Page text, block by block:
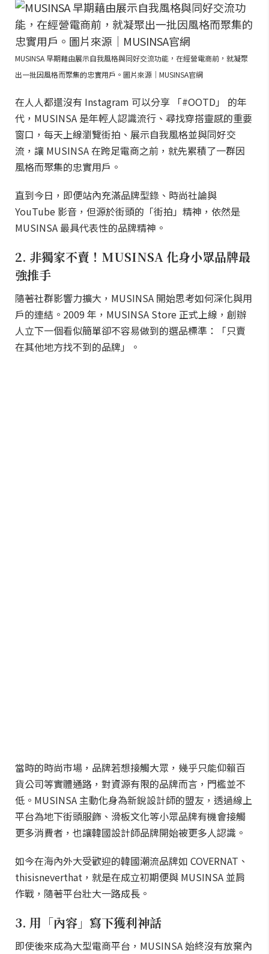
MUSINSA 早期藉由展示自我風格與同好交流功能，在經營電商前，就凝聚
出一批因風格而聚集的忠實用戶。圖片來源｜MUSINSA官網
在人人都還沒有 Instagram 可以分享 「#OOTD」 的年
代，MUSINSA 是年輕人認識流行、尋找穿搭靈感的重要
窗口，每天上線瀏覽街拍、展示自我風格並與同好交
流，讓 MUSINSA 在跨足電商之前，就先累積了一群因
風格而聚集的忠實用戶。
直到今日，即便站內充滿品牌型錄、時尚社論與
YouTube 影音，但源於街頭的「街拍」精神，依然是
MUSINSA 最具代表性的品牌精神。
2. 非獨家不賣！MUSINSA 化身小眾品牌最
強推手
隨著社群影響力擴大，MUSINSA 開始思考如何深化與用
戶的連結。2009 年，MUSINSA Store 正式上線，創辦
人立下一個看似簡單卻不容易做到的選品標準：「只賣
在其他地方找不到的品牌」。
當時的時尚市場，品牌若想接觸大眾，幾乎只能仰賴百
貨公司等實體通路，對資源有限的品牌而言，門檻並不
低。MUSINSA 主動化身為新銳設計師的盟友，透過線上
平台為地下街頭服飾、滑板文化等小眾品牌有機會接觸
更多消費者，也讓韓國設計師品牌開始被更多人認識。
如今在海內外大受歡迎的韓國潮流品牌如 COVERNAT、
thisisneverthat，就是在成立初期便與 MUSINSA 並肩
作戰，隨著平台壯大一路成長。
3. 用「內容」寫下獲利神話
即使後來成為大型電商平台，MUSINSA 始終沒有放棄內